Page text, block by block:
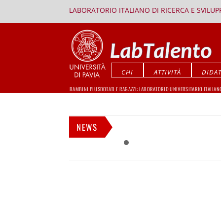
LABORATORIO ITALIANO DI RICERCA E
BAMBINI PLUSDOTATI E RAGAZZI: LABORATORIO UNIVERSITARIO
CHI ATTIVITÀ
NEWS